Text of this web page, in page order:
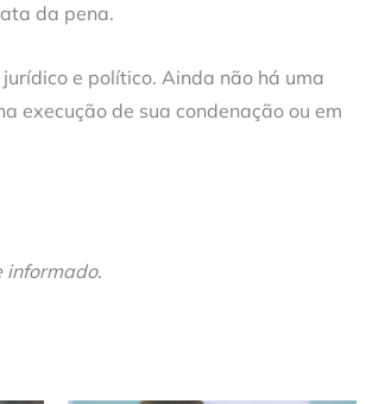
da pena.
e político. Ainda não há uma
execução de sua condenação ou em
informado.